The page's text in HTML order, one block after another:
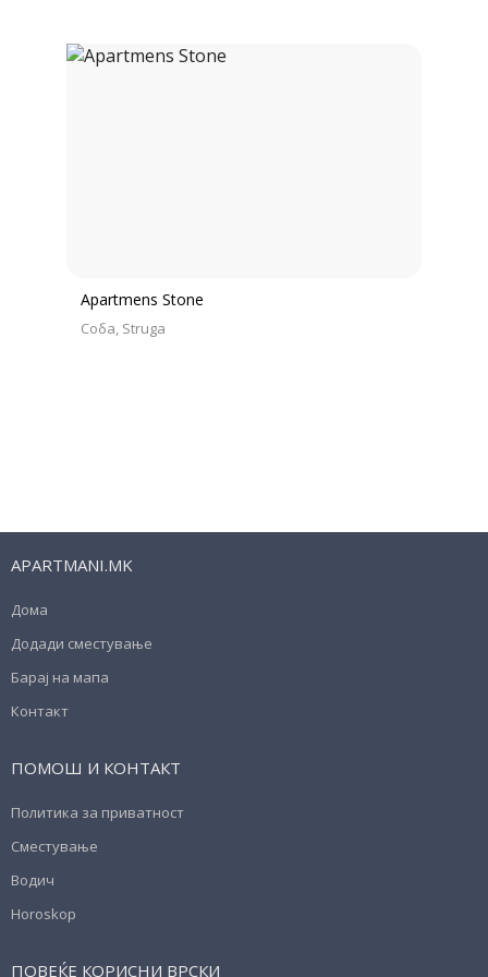
Apartmens Stone
Соба Struga
APARTMANI.MK
Дома
Додади сместување
Барај на мапа
Контакт
ПОМОШ И КОНТАКТ
Политика за приватност
Сместување
Водич
Horoskop
ПОВЕЌЕ КОРИСНИ ВРСКИ